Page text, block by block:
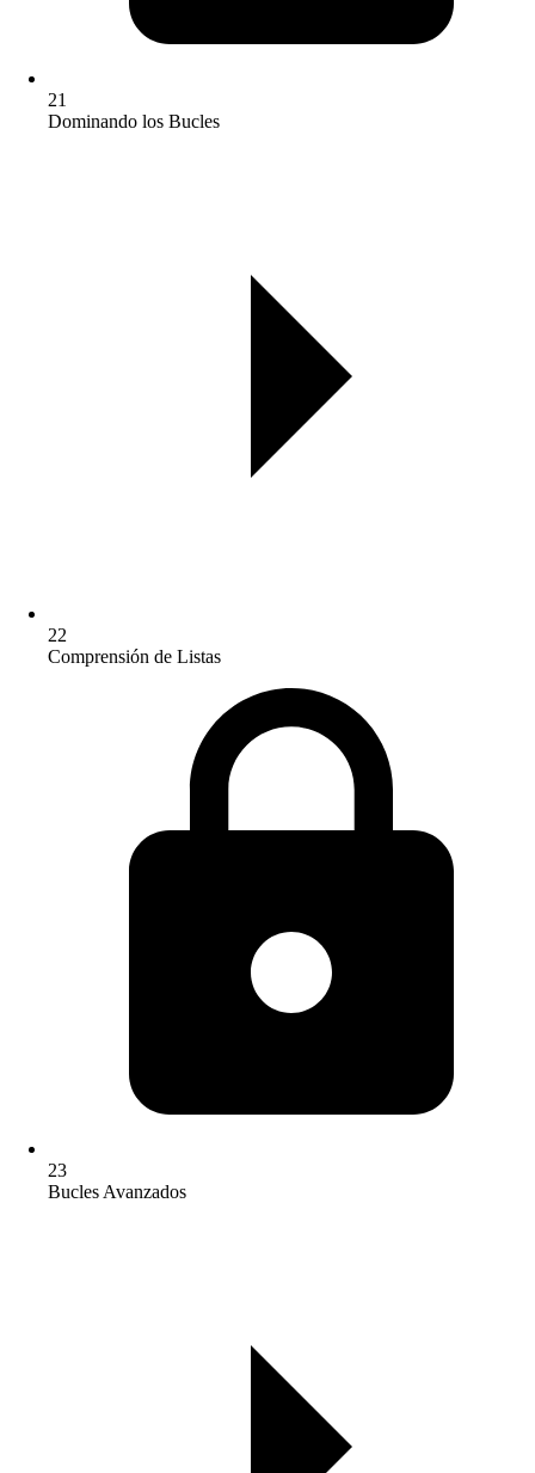
21
Dominando los Bucles
22
Comprensión de Listas
23
Bucles Avanzados